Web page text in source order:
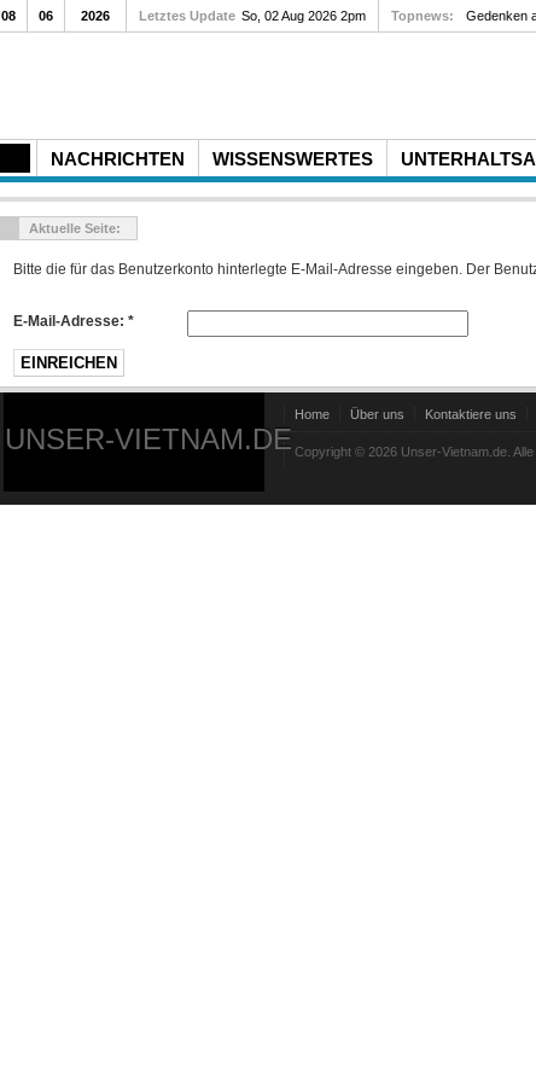
NACHRICHTEN WISSENSWERTES
08 06 2026 Letztes Update So, 02 Aug 2026 2pm Topnews: Gedenken
Aktuelle Seite:
Bitte die für das Benutzerkonto hinterlegte E-Mail-Adresse eingeben. Der
E-Mail-Adresse: *
EINREICHEN
UNSER-VIETNAM.DE
Home Über uns Kontaktiere uns
Copyright © 2026 Unser-Vietnam.de.